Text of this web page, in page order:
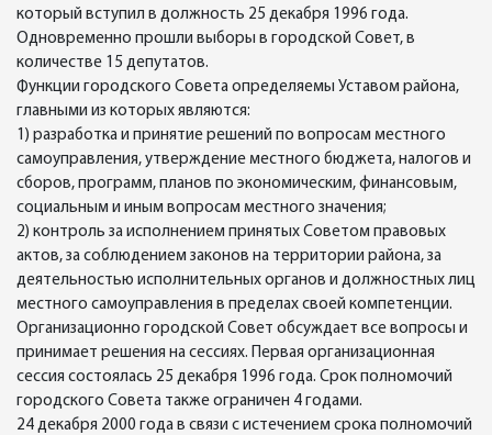
который вступил в должность 25 декабря 1996 года.
Одновременно прошли выборы в городской Совет, в
количестве 15 депутатов.
Функции городского Совета определяемы Уставом района,
главными из которых являются:
1) разработка и принятие решений по вопросам местного
самоуправления, утверждение местного бюджета, налогов и
сборов, программ, планов по экономическим, финансовым,
социальным и иным вопросам местного значения;
2) контроль за исполнением принятых Советом правовых
актов, за соблюдением законов на территории района, за
деятельностью исполнительных органов и должностных лиц
местного самоуправления в пределах своей компетенции.
Организационно городской Совет обсуждает все вопросы и
принимает решения на сессиях. Первая организационная
сессия состоялась 25 декабря 1996 года. Срок полномочий
городского Совета также ограничен 4 годами.
24 декабря 2000 года в связи с истечением срока полномочий